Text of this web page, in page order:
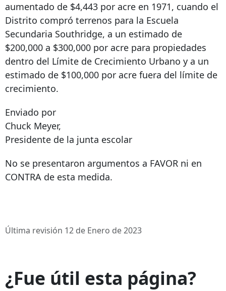
aumentado de $4,443 por acre en 1971, cuando el
Distrito compró terrenos para la Escuela
Secundaria Southridge, a un estimado de
$200,000 a $300,000 por acre para propiedades
dentro del Límite de Crecimiento Urbano y a un
estimado de $100,000 por acre fuera del límite de
crecimiento.
Enviado por
Chuck Meyer,
Presidente de la junta escolar
No se presentaron argumentos a FAVOR ni en
CONTRA de esta medida.
Última revisión 12 de Enero de 2023
¿Fue útil esta página?